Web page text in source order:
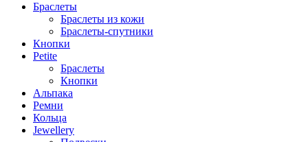
Браслеты
Браслеты из кожи
Браслеты-спутники
Кнопки
Petite
Браслеты
Кнопки
Альпака
Ремни
Кольца
Jewellery